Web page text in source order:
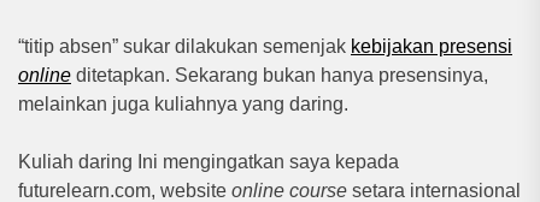
“titip absen” sukar dilakukan semenjak kebijakan presensi
online ditetapkan. Sekarang bukan hanya presensinya,
melainkan juga kuliahnya yang daring.
Kuliah daring Ini mengingatkan saya kepada
futurelearn.com, website online course setara internasional